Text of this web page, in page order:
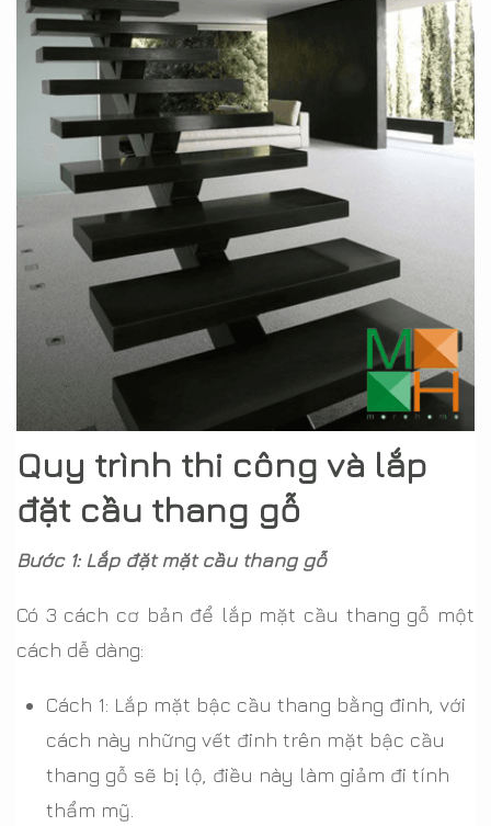
Quy trình thi công và lắp
đặt cầu thang gỗ
Bước 1: Lắp đặt mặt cầu thang gỗ
Có 3 cách cơ bản để lắp mặt cầu thang gỗ một
cách dễ dàng:
Cách 1: Lắp mặt bậc cầu thang bằng đinh, với
cách này những vết đinh trên mặt bậc cầu
thang gỗ sẽ bị lộ, điều này làm giảm đi tính
thẩm mỹ.